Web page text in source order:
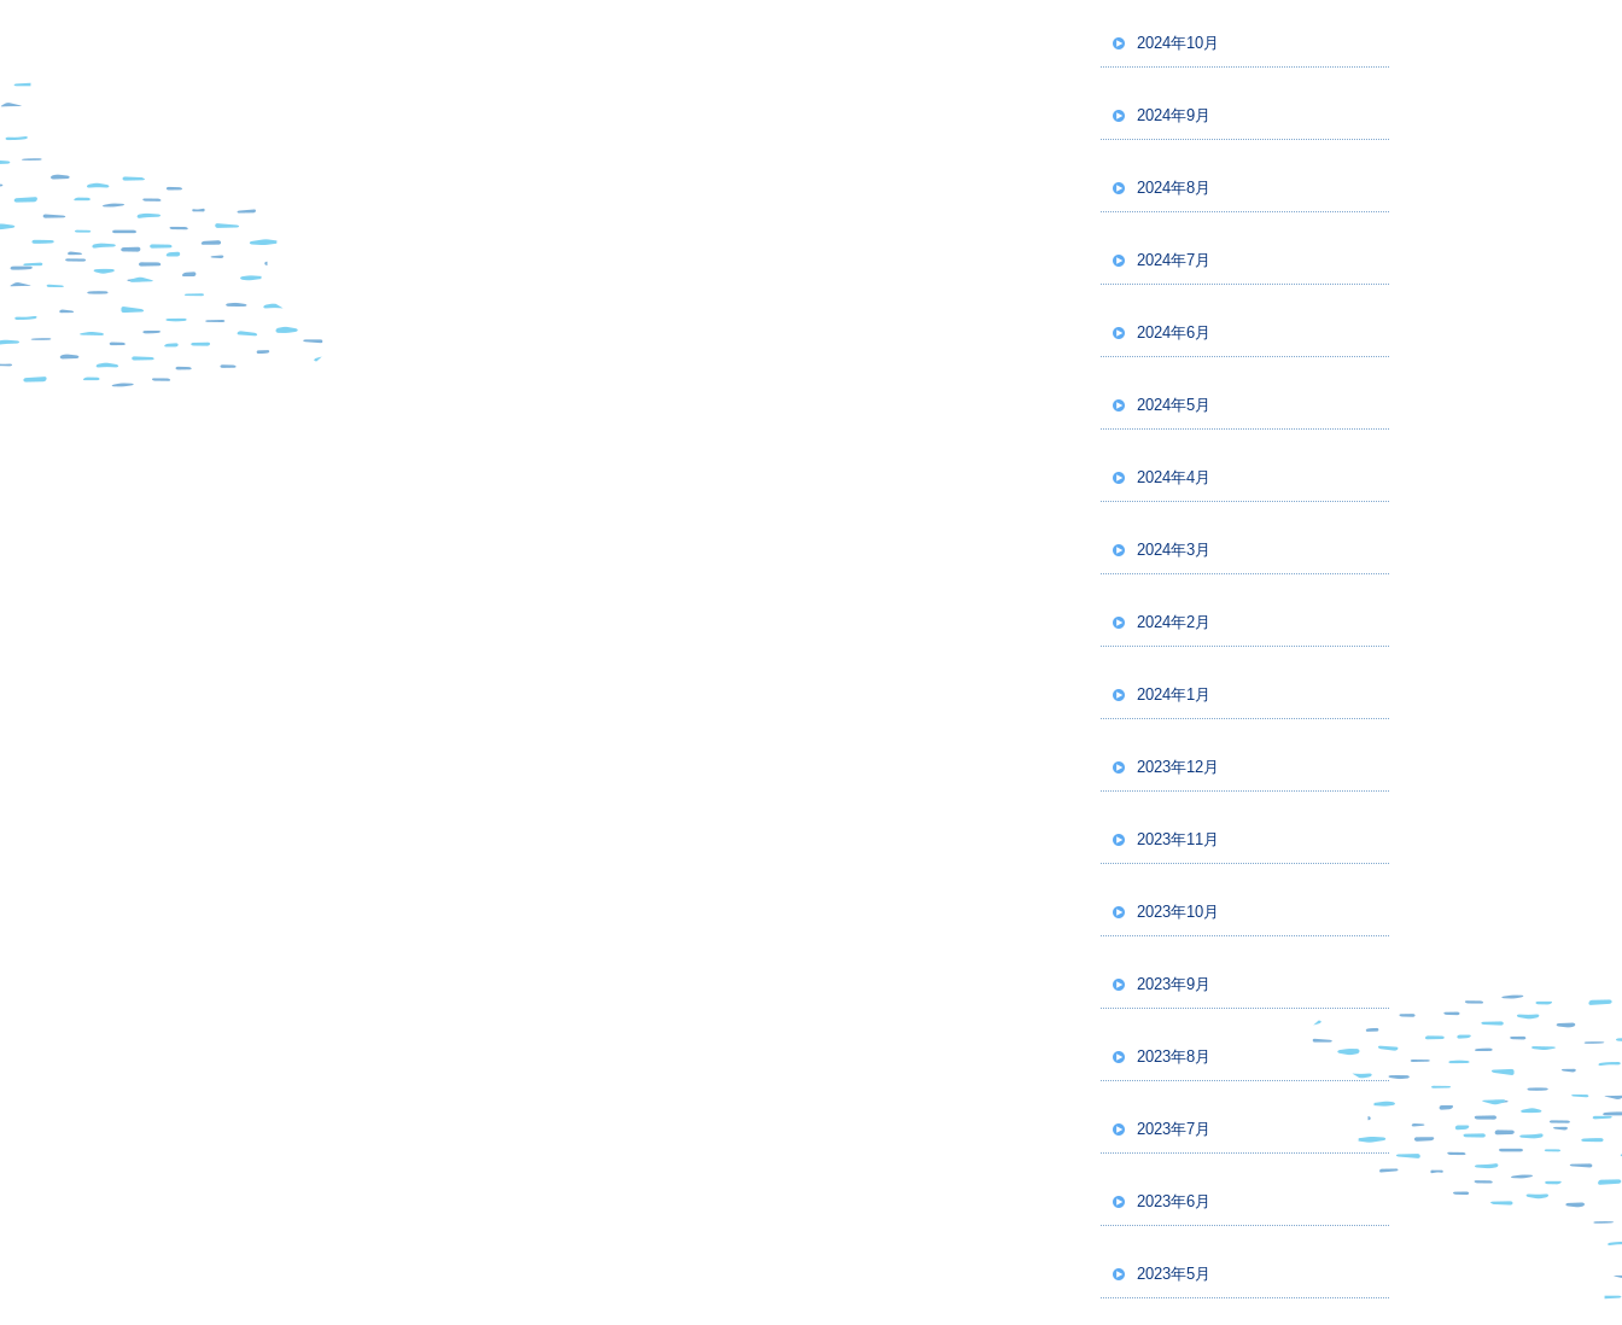
2024年10月
2024年9月
2024年8月
2024年7月
2024年6月
2024年5月
2024年4月
2024年3月
2024年2月
2024年1月
2023年12月
2023年11月
2023年10月
2023年9月
2023年8月
2023年7月
2023年6月
2023年5月